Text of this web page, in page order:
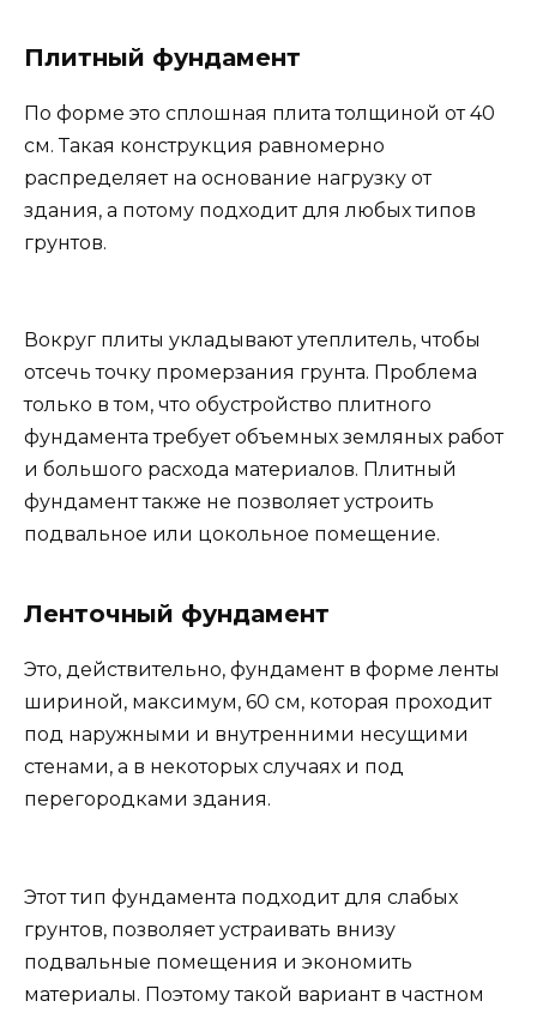
Плитный фундамент
По форме это сплошная плита толщиной от 40
см. Такая конструкция равномерно
распределяет на основание нагрузку от
здания, а потому подходит для любых типов
грунтов.
Вокруг плиты укладывают утеплитель, чтобы
отсечь точку промерзания грунта. Проблема
только в том, что обустройство плитного
фундамента требует объемных земляных работ
и большого расхода материалов. Плитный
фундамент также не позволяет устроить
подвальное или цокольное помещение.
Ленточный фундамент
Это, действительно, фундамент в форме ленты
шириной, максимум, 60 см, которая проходит
под наружными и внутренними несущими
стенами, а в некоторых случаях и под
перегородками здания.
Этот тип фундамента подходит для слабых
грунтов, позволяет устраивать внизу
подвальные помещения и экономить
материалы. Поэтому такой вариант в частном